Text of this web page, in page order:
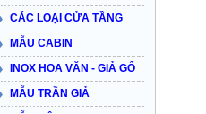
CÁC LOẠI CỬA TẦNG
MẪU CABIN
INOX HOA VĂN - GIẢ GỔ
MẪU TRẦN GIẢ